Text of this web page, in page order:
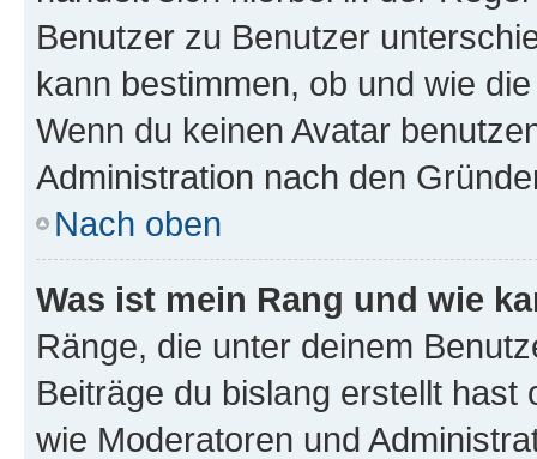
Benutzer zu Benutzer
kann bestimmen, ob und wie
Wenn du keinen Avatar
Administration nach den
Nach oben
Was ist mein Rang und wie
Ränge, die unter deinem
Beiträge du bislang erstellt
wie Moderatoren und